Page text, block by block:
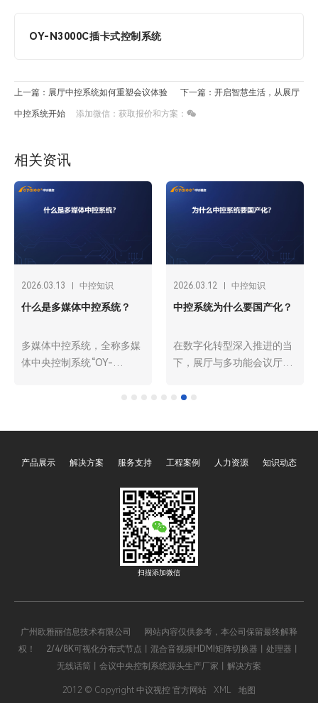
OY-N3000C插卡式控制系统
上一篇：展厅中控系统如何重塑会议体验 下一篇：开启智慧生活，从展厅
中控系统开始 添加微信：获取报价和方案：
相关资讯
2026.03.13 中控知识
什么是多媒体中控系统？
多媒体中控系统，全称多媒
体中央控制系统“OY-
6000M”，是基于计算机技
制技术构建的智能化管控平
壁垒，实现音视频、显示、
灯光、环境设备等多类设备
的集中控制、统一管理与智
能联动。它并非单一硬件，
而是“硬件主机+控制软件
成化解决方案，如同空间
备控制点整合为统一操作入
口，解决传统操作中设备
多、流程杂、效率低的痛
点，是现代智慧空间数字化
2026.03.12 中控知识
中控系统为什么要国产化？
在数字化转型深入推进的当
下，展厅与多功能会议厅已
作的核心场景，而中控系统
境等多设备的“智能中枢”，
而是保障信息安全、契合政
然趋势。从自主可控的战略
刚需到降本增效的现实需
求，从适配本土场景的精准
匹配到生态协同的长远价
值，国产化中控系统正以全
议场景的技术底座。
产品展示 解决方案 服务支持 工程案例 人力资源 知识动态
扫描添加微信
广州欧雅丽信息技术有限公司 网站内容仅供参考，本公司保留最终解释
权！ 2/4/8K可视化分布式节点丨混合音视频HDMI矩阵切换器丨处理器丨
无线话筒丨会议中央控制系统源头生产厂家丨解决方案
2012 © Copyright 中议视控 官方网站 XML
地图